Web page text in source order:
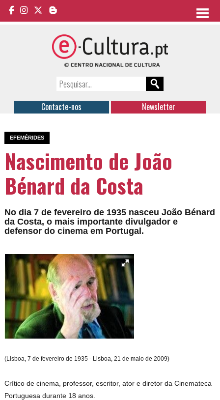
Contacte-nos Newsletter
EFEMÉRIDES
Nascimento de João
Bénard da Costa
No dia 7 de fevereiro de 1935 nasceu João Bénard
da Costa, o mais importante divulgador e
defensor do cinema em Portugal.
(Lisboa, 7 de fevereiro de 1935 - Lisboa, 21 de maio de 2009)
Crítico de cinema, professor, escritor, ator e diretor da Cinemateca
Portuguesa durante 18 anos.